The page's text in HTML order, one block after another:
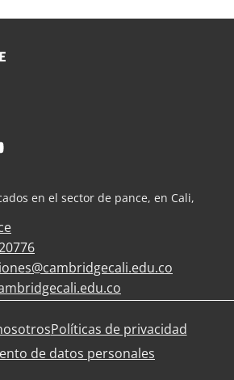
en el sector de pance, en Cali,
Políticas de privacidad
de datos personales